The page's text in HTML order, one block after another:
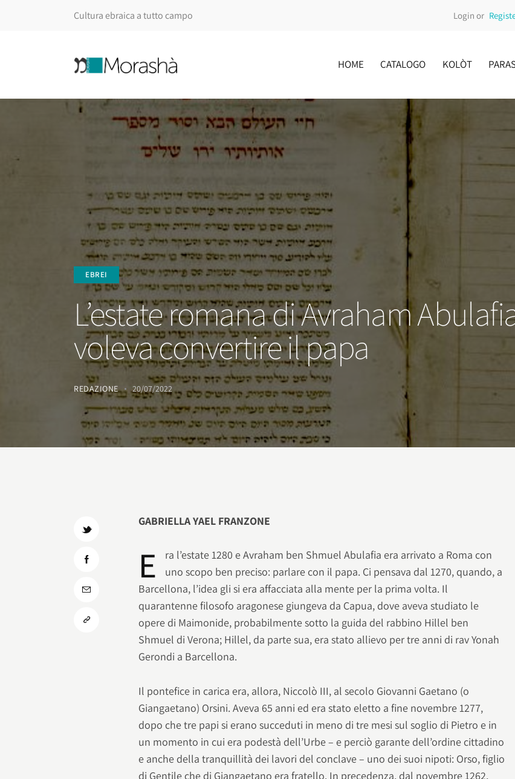
Cultura ebraica a tutto campo Login or
HOME CATALOGO KOLÒT
EBREI
L’estate romana di Avraham
voleva convertire il papa
REDAZIONE 20/07/2022
GABRIELLA YAEL FRANZONE
E
ra l’estate 1280 e Avraham ben Shmuel Abulafia era arrivato a Roma con
uno scopo ben preciso: parlare con il papa. Ci pensava dal 1270, quando, a
Barcellona, l’idea gli si era affacciata alla mente per la prima volta. Il
quarantenne filosofo aragonese giungeva da Capua, dove aveva studiato le
opere di Maimonide, probabilmente sotto la guida del rabbino Hillel ben
Shmuel di Verona; Hillel, da parte sua, era stato allievo per tre anni di rav Yonah
Gerondi a Barcellona.
Il pontefice in carica era, allora, Niccolò III, al secolo Giovanni Gaetano (o
Giangaetano) Orsini. Aveva 65 anni ed era stato eletto a fine novembre 1277,
dopo che tre papi si erano succeduti in meno di tre mesi sul soglio di Pietro e in
un momento in cui era podestà dell’Urbe – e perciò garante dell’ordine cittadino
e anche della tranquillità dei lavori del conclave – uno dei suoi nipoti: Orso, figlio
di Gentile che di Giangaetano era fratello. In precedenza, dal novembre 1262,